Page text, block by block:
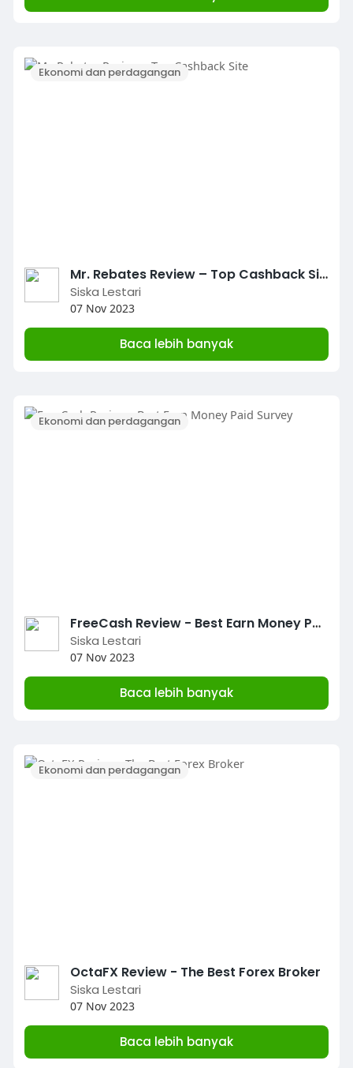
Ekonomi dan perdagangan
Mr. Rebates Review – Top Cashback Site
Siska Lestari
07 Nov 2023
Baca lebih banyak
Ekonomi dan perdagangan
FreeCash Review - Best Earn Money Paid Survey
Siska Lestari
07 Nov 2023
Baca lebih banyak
Ekonomi dan perdagangan
OctaFX Review - The Best Forex Broker
Siska Lestari
07 Nov 2023
Baca lebih banyak